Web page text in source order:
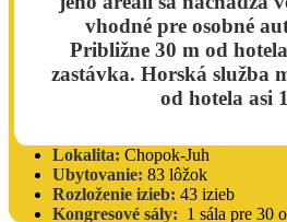
vhodné pre osobné
Približne 30 m od
zastávka. Horská služba
od hotela asi
Lokalita: Chopok-Juh
Ubytovanie: 83 lôžok
Rozloženie izieb: 43 izieb
Kongresové sály: 1 sála pre 30